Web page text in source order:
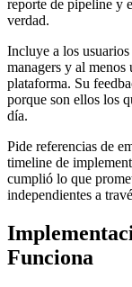
reporte de pipeline y
verdad.
Incluye a los
managers y al
plataforma. Su
porque son ellos los
día.
Pide referencias de
timeline de
cumplió lo que
independientes a
Funciona